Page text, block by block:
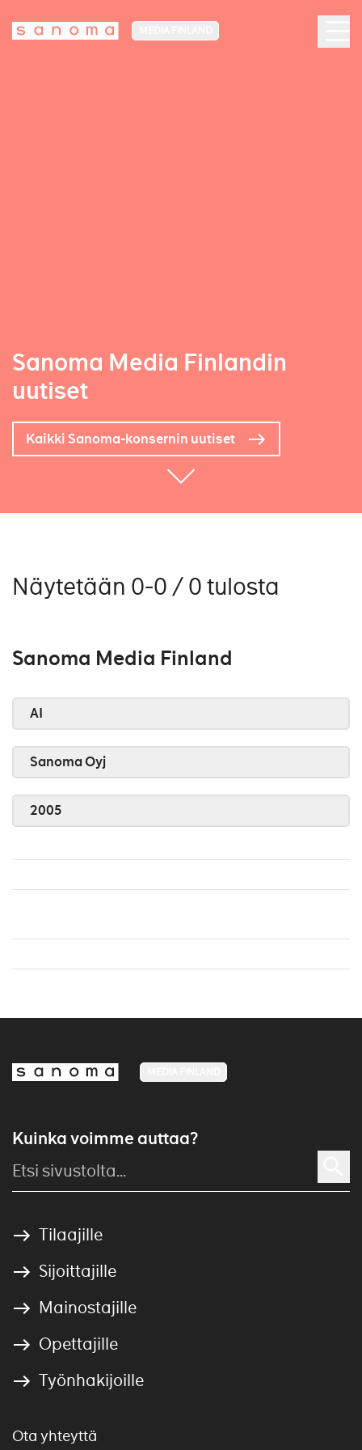
Sanoma Media Finlandin
uutiset
Kaikki Sanoma-konsernin uutiset
Näytetään 0-0 / 0 tulosta
Sanoma Media Finland
AI
Sanoma Oyj
2005
Kuinka voimme auttaa?
Tilaajille
Sijoittajille
Mainostajille
Opettajille
Työnhakijoille
Ota yhteyttä